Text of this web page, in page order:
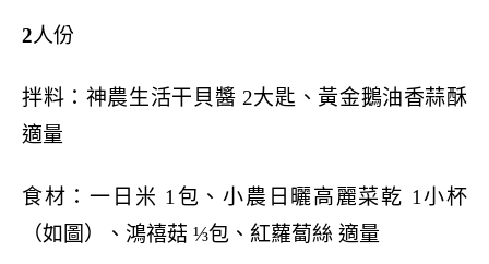
2人份
拌料：神農生活干貝醬 2大匙、黃金鵝油香蒜酥
適量
食材：一日米 1 包、小農日曬高麗菜乾 1 小杯
（如圖）、鴻禧菇 ⅓包、紅蘿蔔絲 適量